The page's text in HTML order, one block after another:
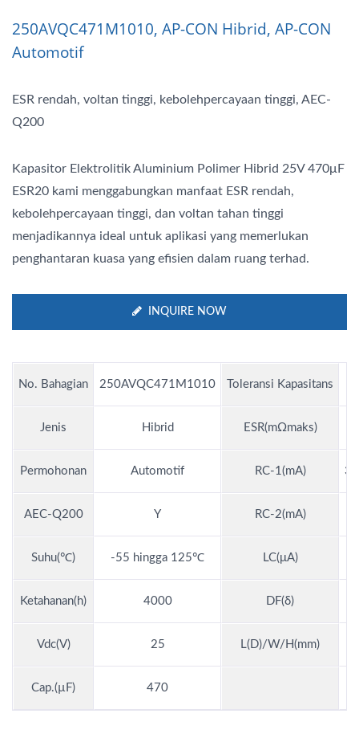
250AVQC471M1010, AP-CON Hibrid, AP-CON
Automotif
ESR rendah, voltan tinggi, kebolehpercayaan tinggi, AEC-
Q200
Kapasitor Elektrolitik Aluminium Polimer Hibrid 25V 470μF
ESR20 kami menggabungkan manfaat ESR rendah,
kebolehpercayaan tinggi, dan voltan tahan tinggi
menjadikannya ideal untuk aplikasi yang memerlukan
penghantaran kuasa yang efisien dalam ruang terhad.
INQUIRE NOW
No. Bahagian 250AVQC471M1010 Toleransi Kapasitans
Jenis Hibrid ESR(mΩmaks)
Permohonan Automotif RC-1(mA)
AEC-Q200 Y RC-2(mA)
Suhu(℃) -55 hingga 125℃ LC(μA)
Ketahanan(h) 4000 DF(δ)
Vdc(V) 25 L(D)/W/H(mm)
Cap.(µF) 470